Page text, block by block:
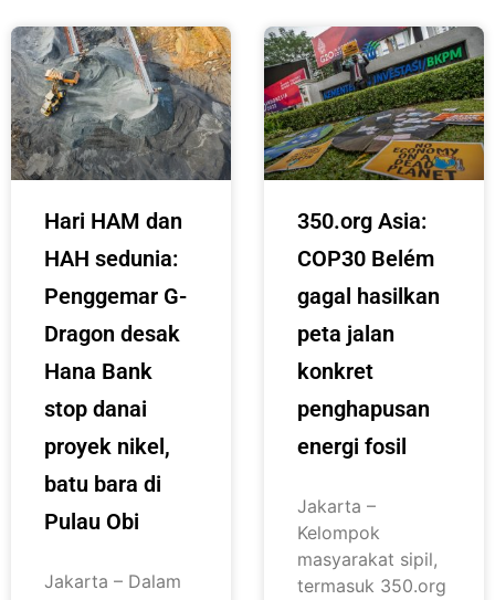
Hari HAM dan
HAH sedunia:
Penggemar G-
Dragon desak
Hana Bank
stop danai
proyek nikel,
batu bara di
Pulau Obi
Jakarta – Dalam
350.org Asia:
COP30 Belém
gagal hasilkan
peta jalan
konkret
penghapusan
energi fosil
Jakarta –
Kelompok
masyarakat sipil,
termasuk 350.org